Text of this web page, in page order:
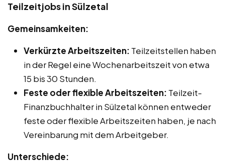
Teilzeitjobs in Sülzetal
Gemeinsamkeiten:
Verkürzte Arbeitszeiten: Teilzeitstellen haben
in der Regel eine Wochenarbeitszeit von etwa
15 bis 30 Stunden.
Feste oder flexible Arbeitszeiten: Teilzeit-
Finanzbuchhalter in Sülzetal können entweder
feste oder flexible Arbeitszeiten haben, je nach
Vereinbarung mit dem Arbeitgeber.
Unterschiede: